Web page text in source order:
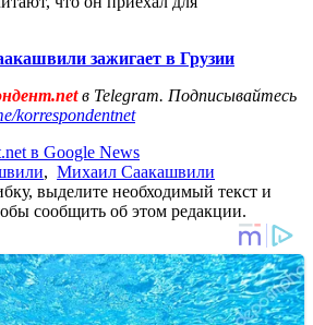
зажигает в Грузии
в Telegram. Подписывайтесь
korrespondentnet
в Google News
, Михаил Саакашвили
выделите необходимый текст и
сообщить об этом редакции.